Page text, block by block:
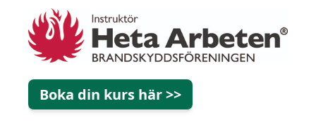
Boka din kurs här >>